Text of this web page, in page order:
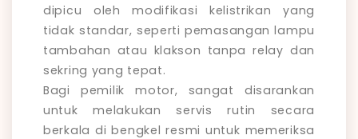
dipicu oleh modifikasi kelistrikan yang
tidak standar, seperti pemasangan lampu
tambahan atau klakson tanpa relay dan
sekring yang tepat.
Bagi pemilik motor, sangat disarankan
untuk melakukan servis rutin secara
berkala di bengkel resmi untuk memeriksa